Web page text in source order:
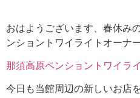
おはようございます、春休み
ンショントワイライトオーナ
那須高原ペンショントワイラ
今日も当館周辺の新しいお店